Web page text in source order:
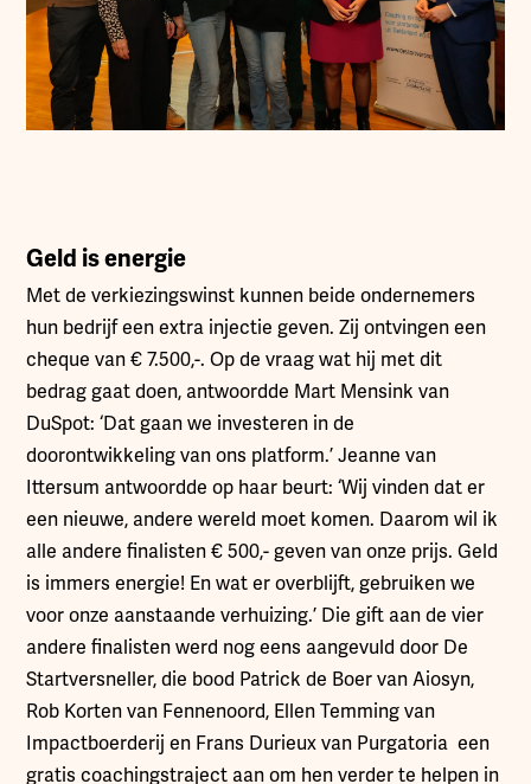
Geld is energie
Met de verkiezingswinst kunnen beide ondernemers
hun bedrijf een extra injectie geven. Zij ontvingen een
cheque van € 7.500,-. Op de vraag wat hij met dit
bedrag gaat doen, antwoordde Mart Mensink van
DuSpot: ‘Dat gaan we investeren in de
doorontwikkeling van ons platform.’ Jeanne van
Ittersum antwoordde op haar beurt: ‘Wij vinden dat er
een nieuwe, andere wereld moet komen. Daarom wil ik
alle andere finalisten € 500,- geven van onze prijs. Geld
is immers energie! En wat er overblijft, gebruiken we
voor onze aanstaande verhuizing.’ Die gift aan de vier
andere finalisten werd nog eens aangevuld door De
Startversneller, die bood Patrick de Boer van Aiosyn,
Rob Korten van Fennenoord, Ellen Temming van
Impactboerderij en Frans Durieux van Purgatoria een
gratis coachingstraject aan om hen verder te helpen in